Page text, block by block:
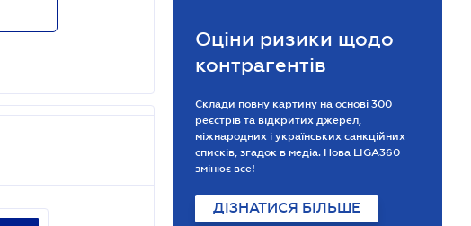
Оціни ризики щодо
контрагентів
Склади повну картину на основі 300
реєстрів та відкритих джерел,
міжнародних і українських санкційних
списків, згадок в медіа. Нова LIGA360
змінює все!
ДІЗНАТИСЯ БІЛЬШЕ